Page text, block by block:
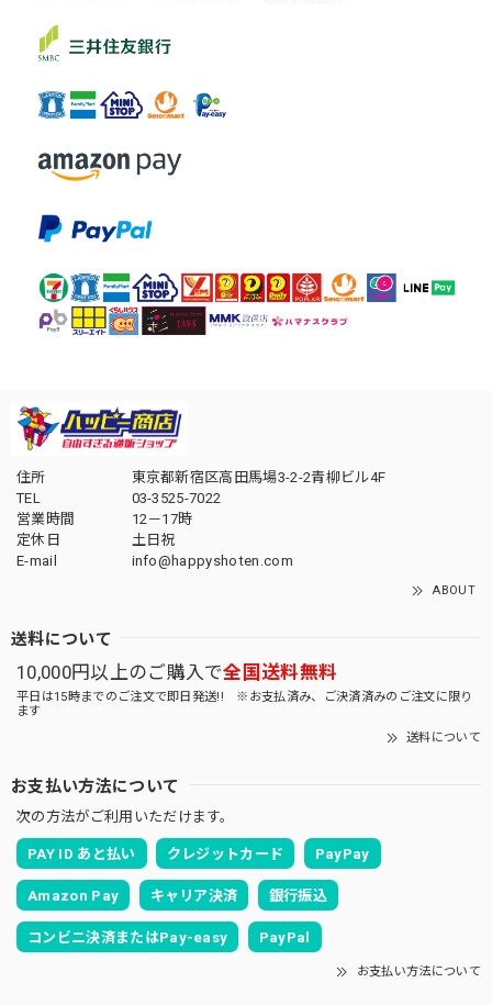
住所
東京都新宿区高田馬場3-2-2青柳ビル4F
TEL
03-3525-7022
営業時間
12－17時
定休日
土日祝
E-mail
info@happyshoten.com
ABOUT
送料について
10,000円以上のご購入で全国送料無料
平日は15時までのご注文で即日発送!! ※お支払済み、ご決済済みのご注文に限り
ます
送料について
お支払い方法について
次の方法がご利用いただけます。
PAY ID あと払い クレジットカード PayPay
Amazon Pay キャリア決済 銀行振込
コンビニ決済またはPay-easy PayPal
お支払い方法について